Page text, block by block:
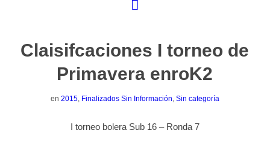
Claisifcaciones I torneo de
Primavera enroK2
en 2015, Finalizados Sin Información, Sin categoría
I torneo bolera Sub 16 – Ronda 7